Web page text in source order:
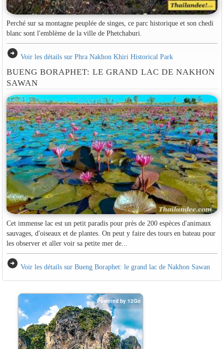
Perché sur sa montagne peuplée de singes, ce parc historique et son chedi
blanc sont l'emblème de la ville de Phetchaburi.
arrow_circle_right Voir les détails sur Phra Nakhon Khiri Historical Park
BUENG BORAPHET: LE GRAND LAC DE NAKHON
SAWAN
Cet immense lac est un petit paradis pour près de 200 espèces d'animaux
sauvages, d'oiseaux et de plantes. On peut y faire des tours en bateau pour
les observer et aller voir sa petite mer de...
arrow_circle_right Voir les détails sur Bueng Boraphet: le grand lac de Nakhon Sawan